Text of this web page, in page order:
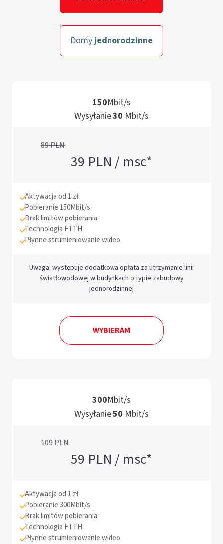
Domyjednorodzinne
150Mbit/s
Wysyłanie30 Mbit/s
89PLN
39 PLN / msc*
Aktywacja od 1 zł
Pobieranie 150Mbit/s
Brak limitów pobierania
Technologia FTTH
Płynne strumieniowanie wideo
Uwaga: występuje dodatkowa opłata za utrzymanie linii
światłowodowej w budynkach o typie zabudowy
jednorodzinnej
WYBIERAM
300Mbit/s
Wysyłanie50 Mbit/s
109PLN
59 PLN / msc*
Aktywacja od 1 zł
Pobieranie 300Mbit/s
Brak limitów pobierania
Technologia FTTH
Płynne strumieniowanie wideo